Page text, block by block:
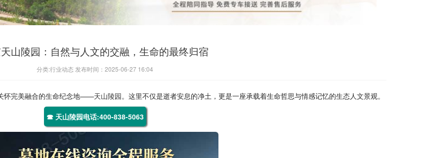
山陵园：自然与人文的交融，生命的最终归宿
分类:行业动态 发布时间：2025-06-27 16:04
怀完美融合的生命纪念地——天山陵园。这里不仅是逝者安息的净土，更是一座承载着生命哲思与情感记忆的生态人文景观。
☎ 天山陵园电话:400-838-5063